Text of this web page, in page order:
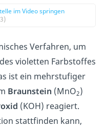
im Video springen
Verfahren, um
violetten Farbstoffes
ist ein mehrstufiger
Braunstein (MnO2)
(KOH) reagiert.
stattfinden kann,